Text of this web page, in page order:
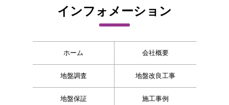
インフォメーション
ホーム 会社概要
地盤調査 地盤改良工事
地盤保証 施工事例